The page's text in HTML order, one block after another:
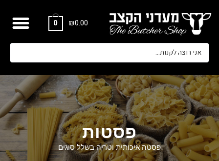
₪0.00
0
פסטות
פסטה איכותית וטריה בשלל סוגים